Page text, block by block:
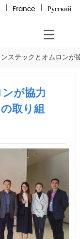
France Русский
ンステックとオムロン
が協力
取り組